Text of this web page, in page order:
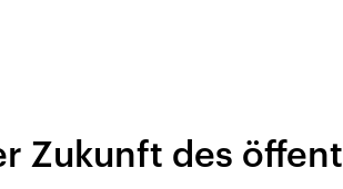
Iran
Zukunft des